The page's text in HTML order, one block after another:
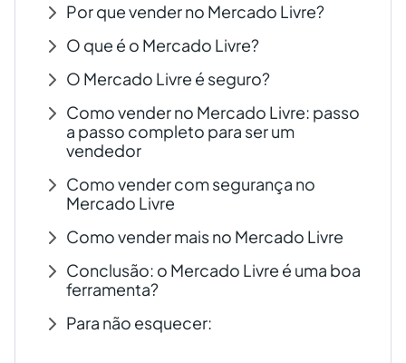
Por que vender no Mercado Livre?
O que é o Mercado Livre?
O Mercado Livre é seguro?
Como vender no Mercado Livre: passo
a passo completo para ser um
vendedor
Como vender com segurança no
Mercado Livre
Como vender mais no Mercado Livre
Conclusão: o Mercado Livre é uma boa
ferramenta?
Para não esquecer: